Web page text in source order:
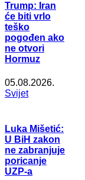
Trump: Iran
će biti vrlo
teško
pogođen ako
ne otvori
Hormuz
05.08.2026.
Svijet
Luka Mišetić:
U BiH zakon
ne zabranjuje
poricanje
UZP-a